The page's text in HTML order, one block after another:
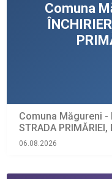
Comuna Măgureni -
STRADA PRIMĂRIEI,
06.08.2026